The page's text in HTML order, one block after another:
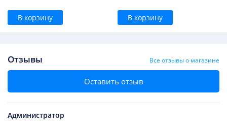
В корзину В корзину
Отзывы Все отзывы о магазине
Оставить отзыв
Администратор